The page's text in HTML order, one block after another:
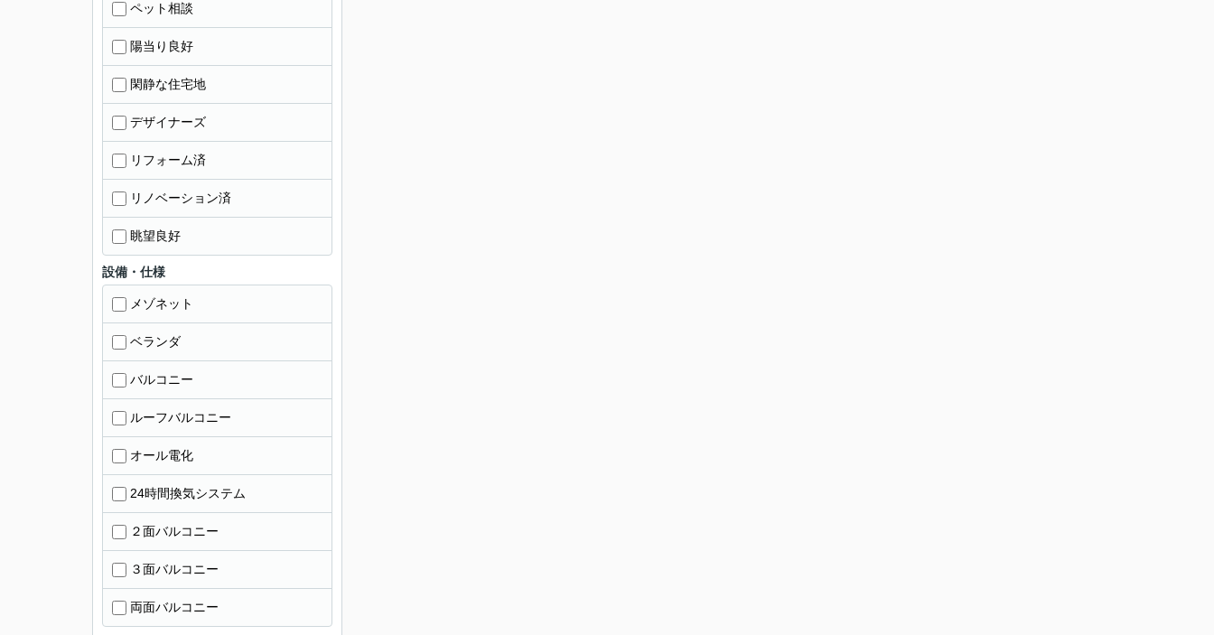
ペット相談
陽当り良好
閑静な住宅地
デザイナーズ
リフォーム済
リノベーション済
眺望良好
設備・仕様
メゾネット
ベランダ
バルコニー
ルーフバルコニー
オール電化
24時間換気システム
２面バルコニー
３面バルコニー
両面バルコニー